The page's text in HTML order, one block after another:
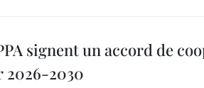
signent un accord de
2026-2030